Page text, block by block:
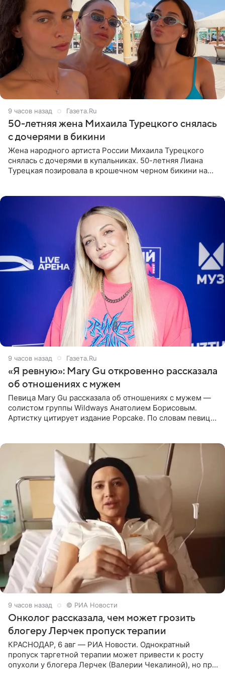
9 часов назад Газета.Ru
50-летняя жена Михаила Турецкого снялась
с дочерями в бикини
Жена народного артиста России Михаила Турецкого
снялась с дочерями в купальниках. 50-летняя Лиана
Турецкая позировала в крошечном черном бикини на
9 часов назад Газета.Ru
«Я ревную»: Mary Gu откровенно рассказала
об отношениях с мужем
Певица Mary Gu рассказала об отношениях с мужем —
солистом группы Wildways Анатолием Борисовым.
Артистку цитирует издание Popcake. По словам певицы,
9 часов назад © РИА Новости
Онколог рассказала, чем может грозить
блогеру Лерчек пропуск терапии
КРАСНОДАР, 6 авг — РИА Новости. Однократный
пропуск таргетной терапии может привести к росту
опухоли у блогера Лерчек (Валерии Чекалиной), но при